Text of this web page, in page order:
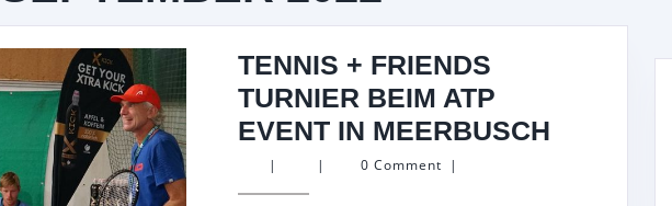
TENNIS + FRIENDS
TURNIER BEIM ATP
EVENT IN MEERBUSCH
| | 0 Comment |